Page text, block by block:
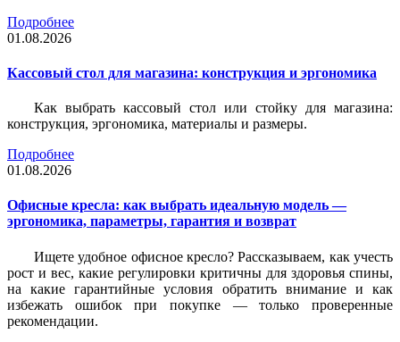
Подробнее
01.08.2026
Кассовый стол для магазина: конструкция и эргономика
Как выбрать кассовый стол или стойку для магазина:
конструкция, эргономика, материалы и размеры.
Подробнее
01.08.2026
Офисные кресла: как выбрать идеальную модель —
эргономика, параметры, гарантия и возврат
Ищете удобное офисное кресло? Рассказываем, как учесть
рост и вес, какие регулировки критичны для здоровья спины,
на какие гарантийные условия обратить внимание и как
избежать ошибок при покупке — только проверенные
рекомендации.